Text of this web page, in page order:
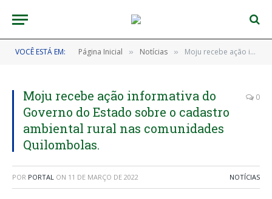
VOCÊ ESTÁ EM: Página Inicial » Notícias » Moju recebe ação informativa do Governo do Estado sobre o cadastro ambiental rural nas comunidades Quilombolas.
Moju recebe ação informativa do
Governo do Estado sobre o cadastro
ambiental rural nas comunidades
Quilombolas.
0
POR PORTAL ON 11 DE MARÇO DE 2022 NOTÍCIAS